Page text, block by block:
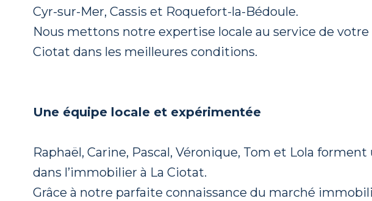
Cyr-sur-Mer, Cassis et Roquefort-la-Bédoule.
Nous mettons notre expertise locale au service de
Ciotat dans les meilleures conditions.
Une équipe locale et expérimentée
Raphaël, Carine, Pascal, Véronique, Tom et Lola
dans l’immobilier à La Ciotat.
Grâce à notre parfaite connaissance du marché